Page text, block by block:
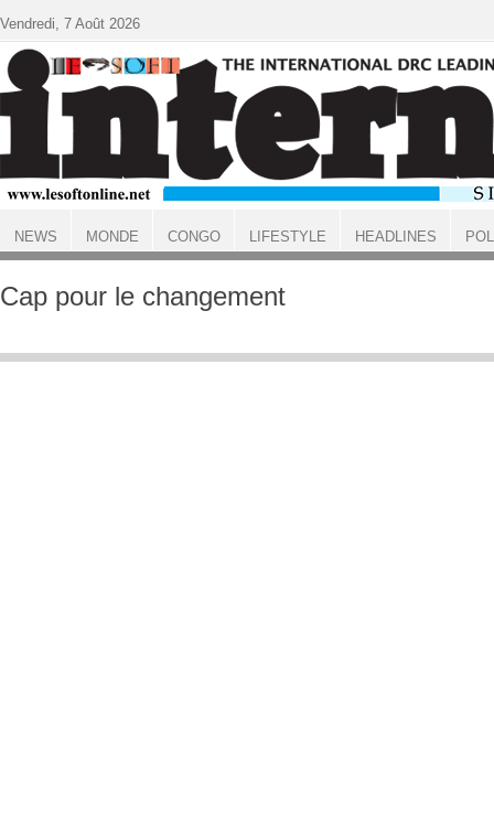
ACCUEIL
Cap pour le changement
Vendredi, 7 Août 2026
NEWS MONDE CONGO LIFESTYLE HEADLINES